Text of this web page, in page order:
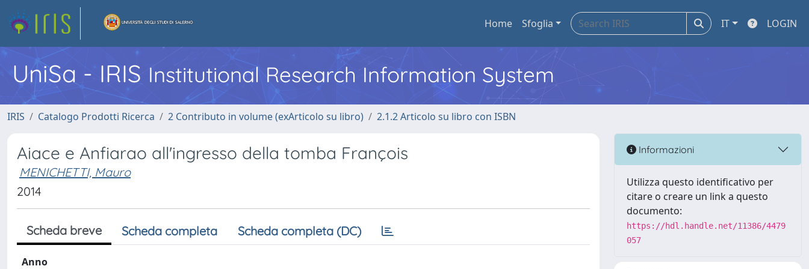
Home Sfoglia IT LOGIN
UniSa - IRIS Institutional Research Information System
IRIS Catalogo Prodotti Ricerca 2 Contributo in volume (exArticolo su libro) 2.1.2 Articolo su libro con ISBN
Aiace e Anfiarao all'ingresso della tomba François
MENICHETTI, Mauro
2014
Scheda breve Scheda completa Scheda completa (DC)
Anno
Informazioni
Utilizza questo identificativo per
citare o creare un link a questo
documento:
https://hdl.handle.net/11386/4479
057